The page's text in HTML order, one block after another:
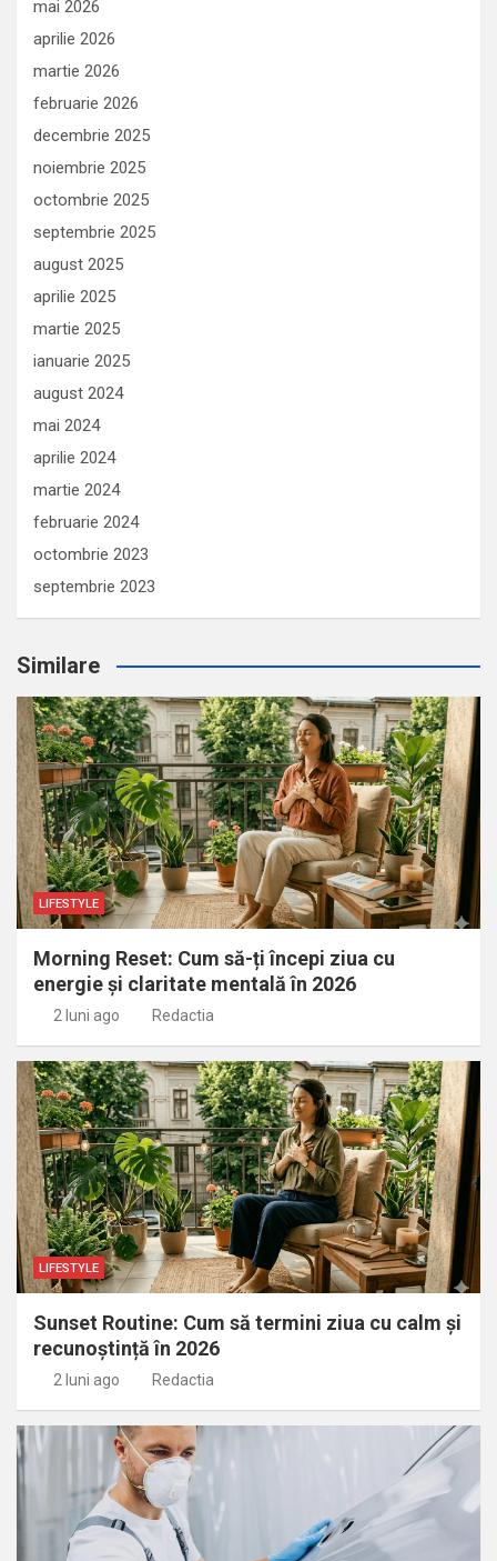
mai 2026
aprilie 2026
martie 2026
februarie 2026
decembrie 2025
noiembrie 2025
octombrie 2025
septembrie 2025
august 2025
aprilie 2025
martie 2025
ianuarie 2025
august 2024
mai 2024
aprilie 2024
martie 2024
februarie 2024
octombrie 2023
septembrie 2023
Similare
LIFESTYLE
Morning Reset: Cum să-ți începi ziua cu
energie și claritate mentală în 2026
2 luni ago Redactia
LIFESTYLE
Sunset Routine: Cum să termini ziua cu calm și
recunoștință în 2026
2 luni ago Redactia